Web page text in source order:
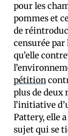
pour les
pommes et
de
censurée
qu’elle
pétition
plus de deux
l’initiative
Pattery, elle
sujet qui se